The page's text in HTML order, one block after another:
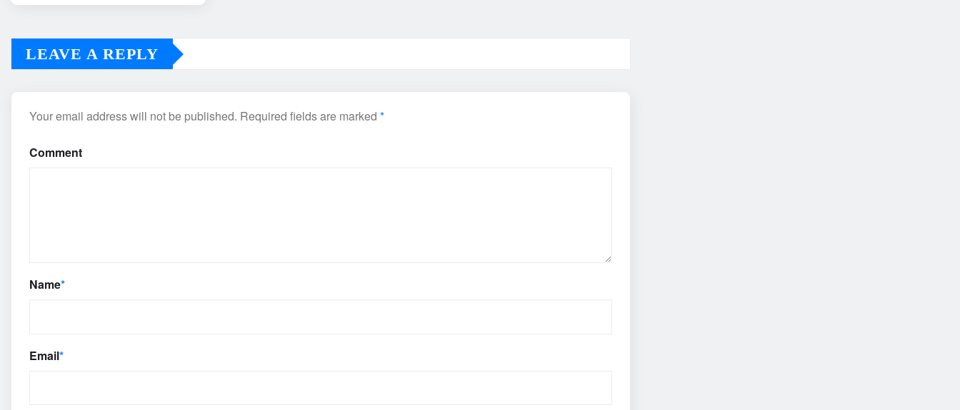
LEAVE A REPLY
Your email address will not be published. Required fields are marked *
Comment
Name*
Email*